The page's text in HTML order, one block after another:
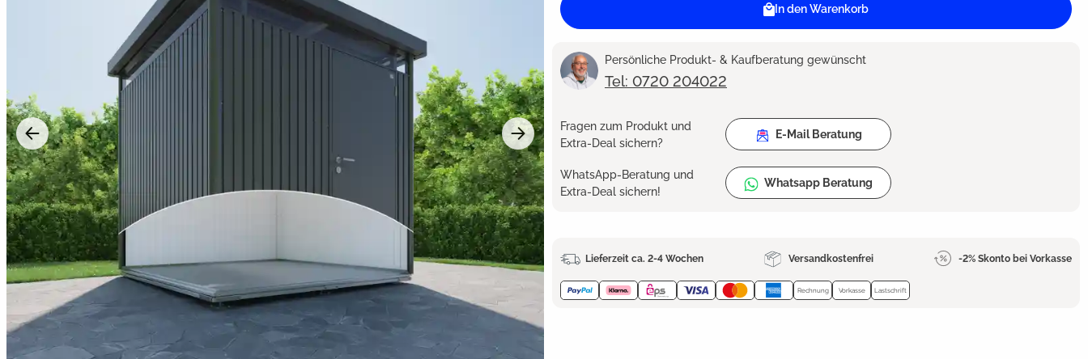
In den Warenkorb
Persönliche Produkt- & Kaufberatung gewünscht
Tel: 0720 204022
Fragen zum Produkt und
Extra-Deal sichern?
E-Mail Beratung
WhatsApp-Beratung und
Extra-Deal sichern!
Whatsapp Beratung
Lieferzeit ca. 2-4 Wochen Versandkostenfrei -2% Skonto bei Vorkasse
Rechnung Vorkasse Lastschrift